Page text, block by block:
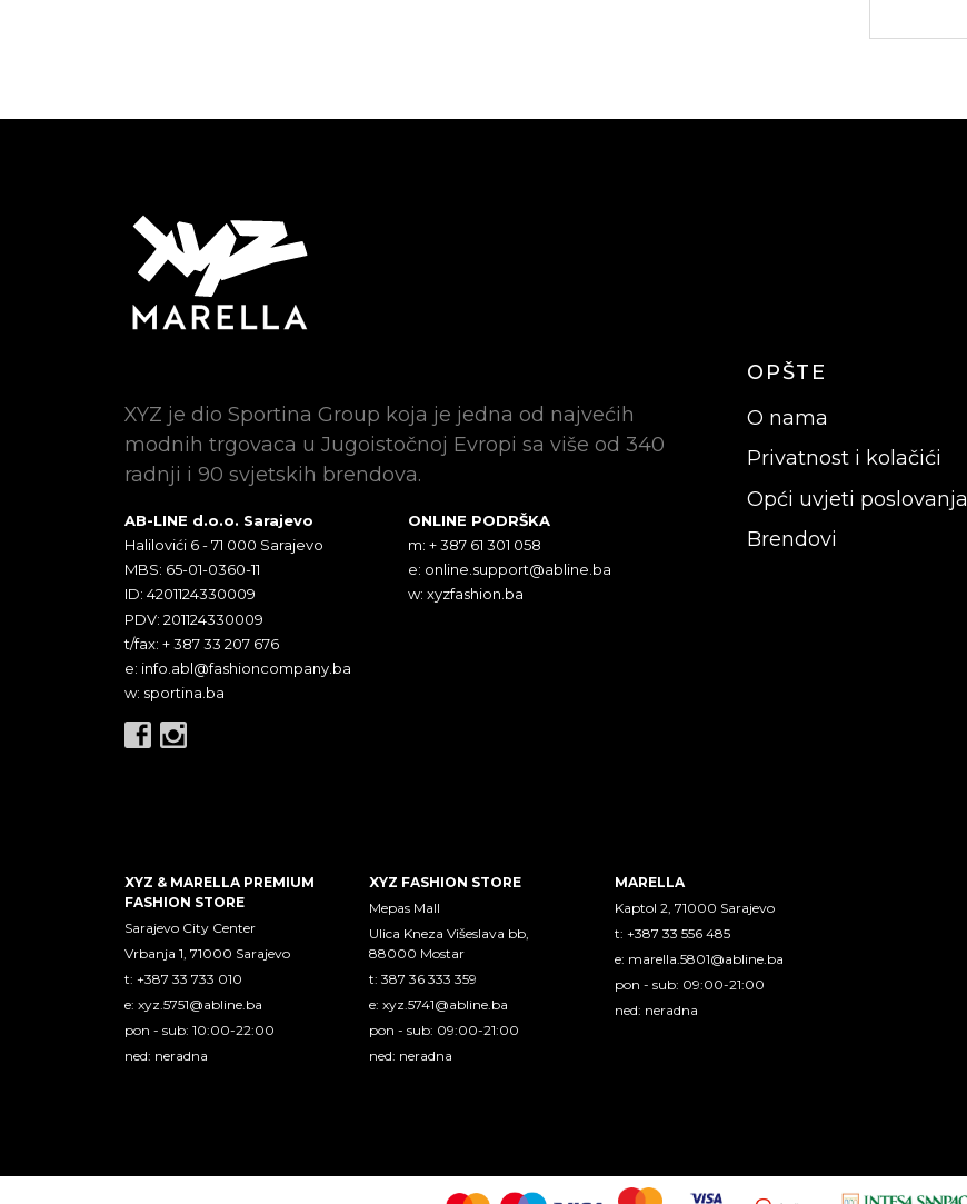
XYZ je dio Sportina Group koja je jedna od najvećih
modnih trgovaca u Jugoistočnoj Evropi sa više od 340
radnji i 90 svjetskih brendova.
AB-LINE d.o.o. Sarajevo
Halilovići 6 - 71 000 Sarajevo
MBS: 65-01-0360-11
ID: 4201124330009
PDV: 201124330009
t/fax: + 387 33 207 676
e: info.abl@fashioncompany.ba
w: sportina.ba
ONLINE PODRŠKA
m: + 387 61 301 058
e: online.support@abline.ba
w: xyzfashion.ba
OPŠTE
O nama
Privatnost i kolačići
Opći uvjeti poslovanja
Brendovi
XYZ & MARELLA PREMIUM
FASHION STORE
Sarajevo City Center
Vrbanja 1, 71000 Sarajevo
t: +387 33 733 010
e: xyz.5751@abline.ba
pon - sub: 10:00-22:00
ned: neradna
XYZ FASHION STORE
Mepas Mall
Ulica Kneza Višeslava bb,
88000 Mostar
t: 387 36 333 359
e:xyz.5741@abline.ba
pon - sub: 09:00-21:00
ned: neradna
MARELLA
Kaptol 2, 71000 Sarajevo
t: +387 33 556 485
e: marella.5801@abline.ba
pon - sub: 09:00-21:00
ned: neradna